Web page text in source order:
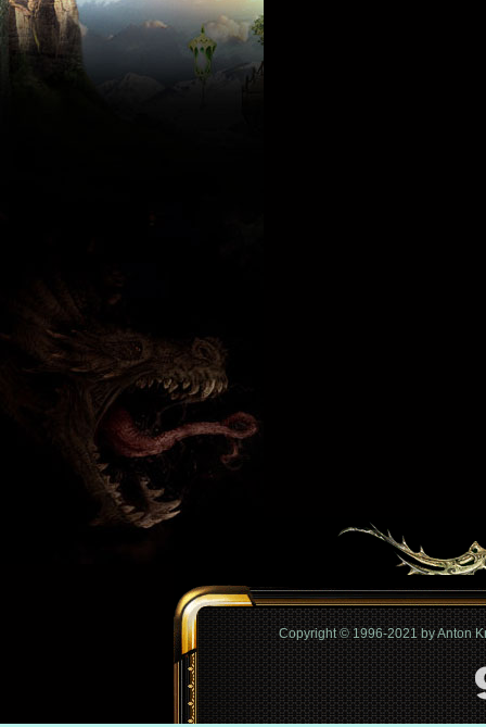
Copyright © 1996-2021 by Anton